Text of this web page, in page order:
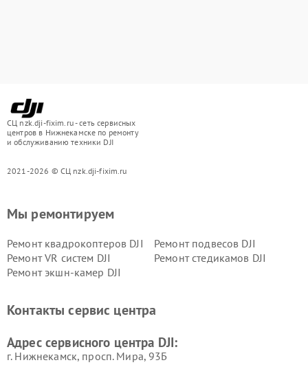
СЦ nzk.dji-fixim.ru - сеть сервисных
центров в Нижнекамске по ремонту
и обслуживанию техники DJI
2021-2026 © СЦ nzk.dji-fixim.ru
Мы ремонтируем
Ремонт квадрокоптеров DJI
Ремонт подвесов DJI
Ремонт VR систем DJI
Ремонт стедикамов DJI
Ремонт экшн-камер DJI
Контакты сервис центра
Адрес сервисного центра DJI:
г. Нижнекамск, просп. Мира, 93Б